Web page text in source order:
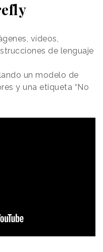
vídeos,
de lenguaje
un modelo de
y una etiqueta “No